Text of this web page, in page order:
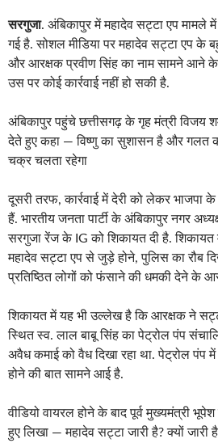
सरगुजा. अंबिकापुर में महादेव सट्टा एप मामले में
गई है. सोशल मीडिया पर महादेव सट्टा एप के
और आरक्षक प्रवीण सिंह का नाम सामने आने के
उस पर कोई कार्रवाई नहीं हो सकी है.
अंबिकापुर पहुंचे छत्तीसगढ़ के गृह मंत्री विजय
देते हुए कहा — विष्णु का सुशासन है और गलत
चक्र चलता रहेगा
दूसरी तरफ, कार्रवाई में देरी को लेकर भाजपा
हैं. भारतीय जनता पार्टी के अंबिकापुर नगर
सरगुजा रेंज के IG को शिकायत दी है. शिकायत
महादेव सट्टा एप से जुड़े होने, पुलिस का रौब
प्रतिष्ठित लोगों को फंसाने की धमकी देने के
शिकायत में यह भी उल्लेख है कि आरक्षक ने
स्थित स्व. लाल बाबू सिंह का पेट्रोल पंप
अवैध कमाई को वैध दिखा रहा था. पेट्रोल पंप
होने की बात सामने आई है.
वीडियो वायरल होने के बाद पूर्व मुख्यमंत्री
हुए लिखा — महादेव सट्टा जारी है? क्यों जारी